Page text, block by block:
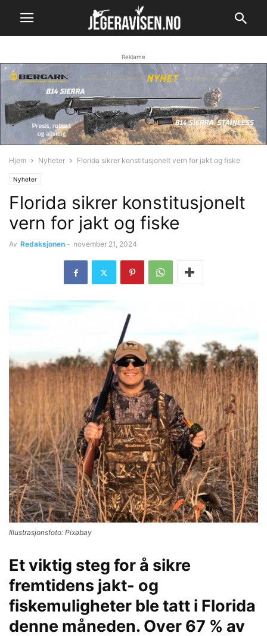
Reklame
Hjem Nyheter Florida sikrer konstitusjonelt vern for jakt og fiske
Nyheter
Florida sikrer konstitusjonelt
vern for jakt og fiske
Av Redaksjonen - november 21, 2024
Illustrasjonsfoto: Pixabay
Et viktig steg for å sikre
fremtidens jakt- og
fiskemuligheter ble tatt i Florida
denne måneden. Over 67 % av